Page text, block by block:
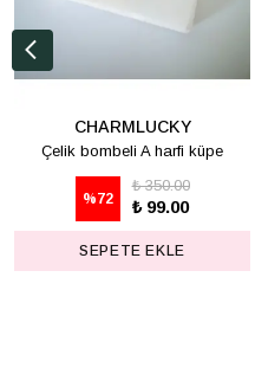
CHARMLUCKY
Çelik bombeli A harfi küpe
%72
₺ 350.00
₺ 99.00
SEPETE EKLE